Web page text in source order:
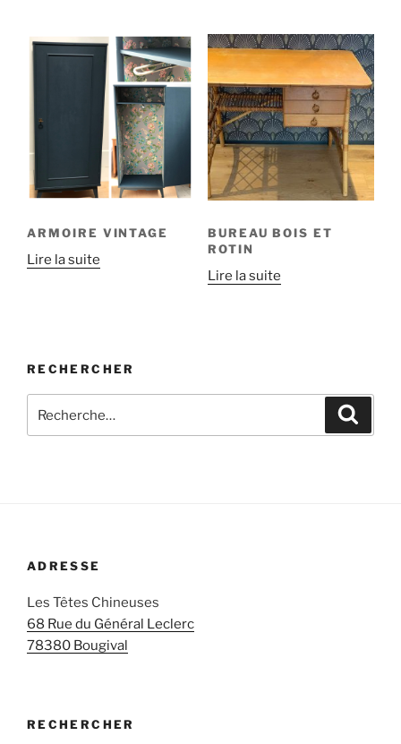
ARMOIRE VINTAGE
Lire la suite
BUREAU BOIS ET
ROTIN
Lire la suite
RECHERCHER
pour
ADRESSE
Les Têtes Chineuses
68 Rue du Général Leclerc
78380 Bougival
RECHERCHER